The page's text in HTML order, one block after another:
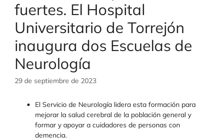
fuertes. El Hospital
Universitario de Torrejón
inaugura dos Escuelas de
Neurología
29 de septiembre de 2023
El Servicio de Neurología lidera esta formación para
mejorar la salud cerebral de la población general y
formar y apoyar a cuidadores de personas con
demencia.